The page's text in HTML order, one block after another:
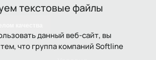
текстовые файлы
данный веб-сайт, вы
что группа компаний Softline
качества